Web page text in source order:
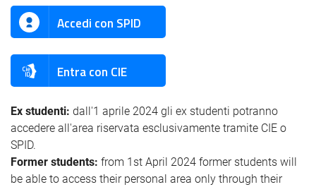
Accedi con SPID
Entra con CIE
Ex studenti: dall'1 aprile 2024 gli ex studenti potranno
accedere all'area riservata esclusivamente tramite CIE o
SPID.
Former students: from 1st April 2024 former students will
be able to access their personal area only through their